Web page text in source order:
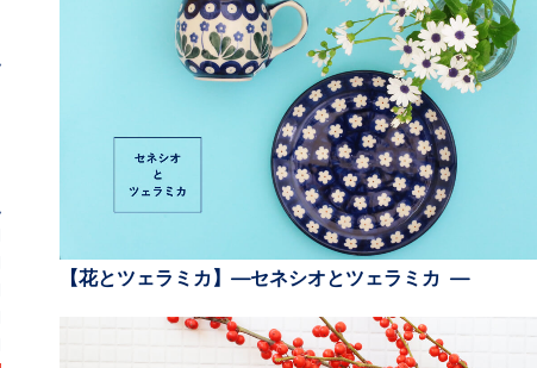
【花とツェラミカ】—セネシオとツェラミカ —